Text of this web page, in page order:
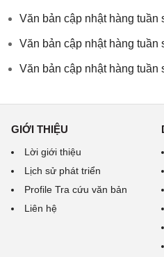
Văn bản cập nhật hàng tuần
Văn bản cập nhật hàng tuần
Văn bản cập nhật hàng tuần
GIỚI THIỆU
Lời giới thiệu
Lịch sử phát triển
Profile Tra cứu văn bản
Liên hệ